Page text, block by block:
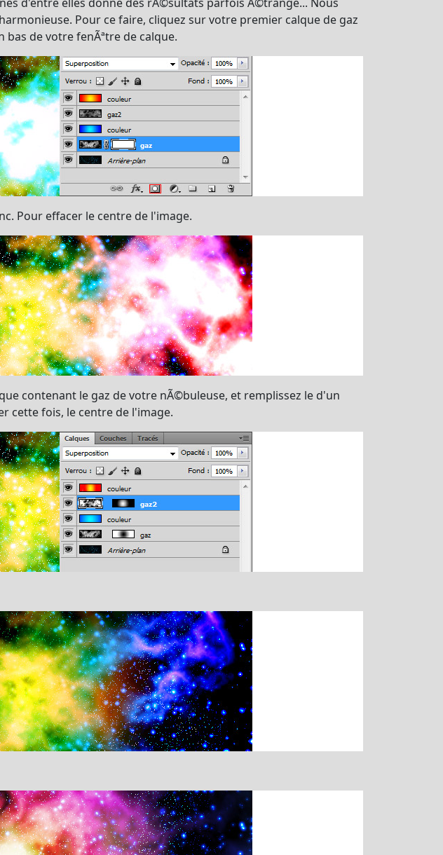
Pour ce faire, cliquez sur votre premier calque de gaz
bas de votre fenÃªtre de calque.
Pour effacer le centre de l'image.
contenant le gaz de votre nÃ©buleuse, et remplissez le d'un
cette fois, le centre de l'image.